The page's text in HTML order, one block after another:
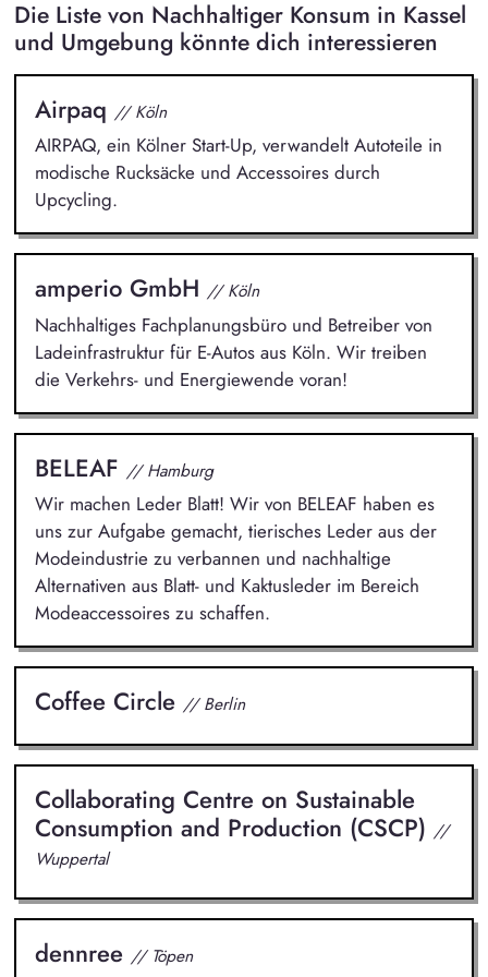
Die Liste von Nachhaltiger Konsum in Kassel
und Umgebung könnte dich interessieren
Airpaq // Köln
AIRPAQ, ein Kölner Start-Up, verwandelt Autoteile in
modische Rucksäcke und Accessoires durch
Upcycling.
amperio GmbH // Köln
Nachhaltiges Fachplanungsbüro und Betreiber von
Ladeinfrastruktur für E-Autos aus Köln. Wir treiben
die Verkehrs- und Energiewende voran!
BELEAF // Hamburg
Wir machen Leder Blatt! Wir von BELEAF haben es
uns zur Aufgabe gemacht, tierisches Leder aus der
Modeindustrie zu verbannen und nachhaltige
Alternativen aus Blatt- und Kaktusleder im Bereich
Modeaccessoires zu schaffen.
Coffee Circle // Berlin
Collaborating Centre on Sustainable
Consumption and Production (CSCP) //
Wuppertal
dennree // Töpen